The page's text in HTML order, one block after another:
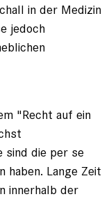
in der Medizin
jedoch
"Recht auf ein
sind die per se
haben. Lange Zeit
innerhalb der